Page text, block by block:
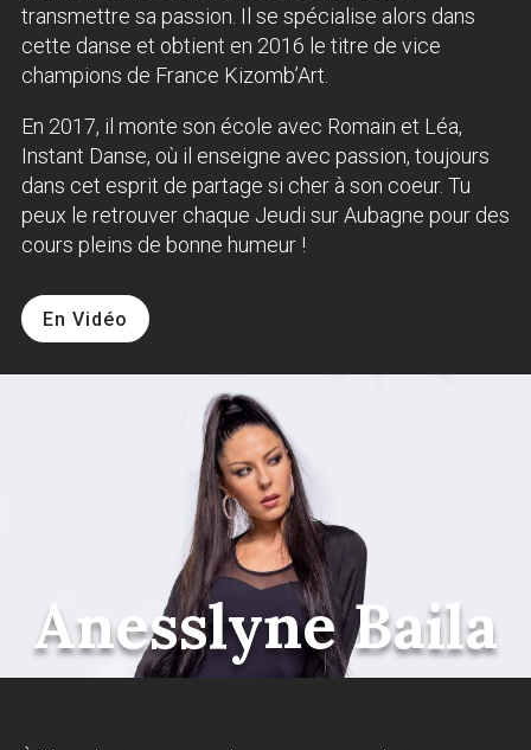
transmettre sa passion. Il se spécialise alors dans
cette danse et obtient en 2016 le titre de vice
champions de France Kizomb’Art.
En 2017, il monte son école avec Romain et Léa,
Instant Danse, où il enseigne avec passion, toujours
dans cet esprit de partage si cher à son coeur. Tu
peux le retrouver chaque Jeudi sur Aubagne pour des
cours pleins de bonne humeur !
En Vidéo
Anesslyne Baila